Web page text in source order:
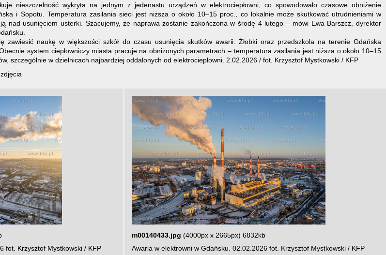
nieszczelność wykryta na jednym z jedenastu urządzeń w elektrociepłowni, co spowodowało czasowe obniżenie
i Sopotu. Temperatura zasilania sieci jest niższa o około 10–15 proc., co lokalnie może skutkować utrudnieniami w
nad usunięciem usterki. Szacujemy, że naprawa zostanie zakończona w środę 4 lutego – mówi Ewa Barszcz, dyrektor
zawiesić naukę w większości szkół do czasu usunięcia skutków awarii. Żłobki oraz przedszkola na terenie Gdańska
system ciepłowniczy miasta pracuje na obniżonych parametrach – temperatura zasilania jest niższa o około 10–15
szczególnie w dzielnicach najbardziej oddalonych od elektrociepłowni. 2.02.2026 / fot. Krzysztof Mystkowski / KFP
fot. Krzysztof Mystkowski / KFP
m00140433.jpg (4000px x 2665px) 6832kb
Awaria w elektrowni w Gdańsku. 02.02.2026 fot. Krzysztof Mystkowski / KFP